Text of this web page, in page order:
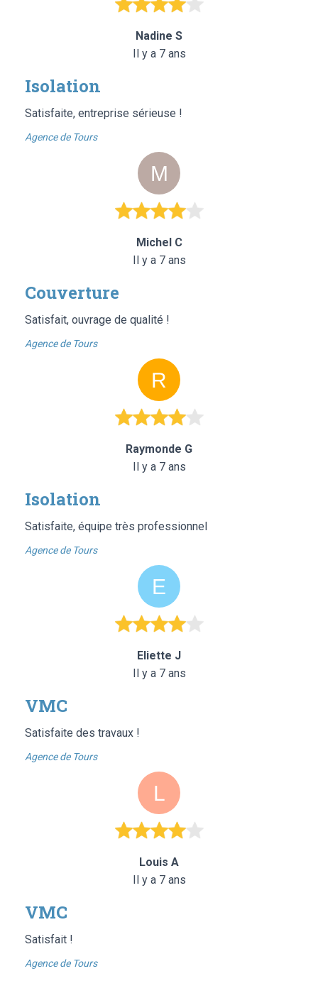
Nadine S
Il y a 7 ans
Isolation
Satisfaite, entreprise sérieuse !
Agence de Tours
Michel C
Il y a 7 ans
Couverture
Satisfait, ouvrage de qualité !
Agence de Tours
Raymonde G
Il y a 7 ans
Isolation
Satisfaite, équipe très professionnel
Agence de Tours
Eliette J
Il y a 7 ans
VMC
Satisfaite des travaux !
Agence de Tours
Louis A
Il y a 7 ans
VMC
Satisfait !
Agence de Tours